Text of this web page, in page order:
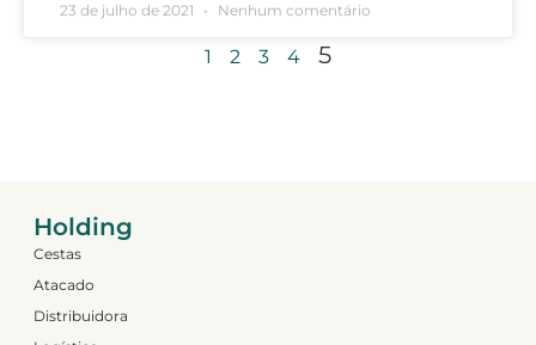
23 de julho de 2021 Nenhum comentário
1 2 3 4 5
Holding
Cestas
Atacado
Distribuidora